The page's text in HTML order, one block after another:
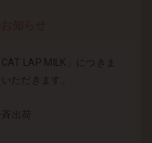
LAP MILK」につきま
ただきます。
出荷